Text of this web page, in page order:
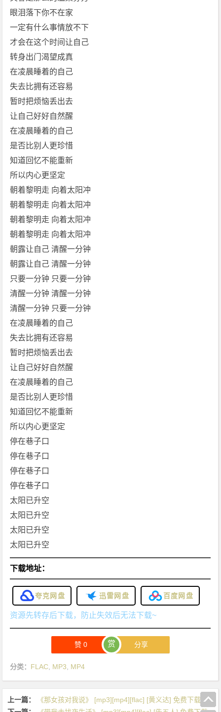
眼泪落下你不在家
一定有什么事情放不下
才会在这个时间让自己
转身出门渴望成真
在凌晨睡着的自己
失去比拥有还容易
暂时把烦恼丢出去
让自己好好自然醒
在凌晨睡着的自己
是否比别人更珍惜
知道回忆不能重新
所以内心更坚定
朝着黎明走 向着太阳冲
朝着黎明走 向着太阳冲
朝着黎明走 向着太阳冲
朝着黎明走 向着太阳冲
朝露让自己 清醒一分钟
朝露让自己 清醒一分钟
只要一分钟 只要一分钟
清醒一分钟 清醒一分钟
清醒一分钟 只要一分钟
在凌晨睡着的自己
失去比拥有还容易
暂时把烦恼丢出去
让自己好好自然醒
在凌晨睡着的自己
是否比别人更珍惜
知道回忆不能重新
所以内心更坚定
停在巷子口
停在巷子口
停在巷子口
停在巷子口
太阳已升空
太阳已升空
太阳已升空
太阳已升空
下载地址：
夸克网盘 迅雷网盘 百度网盘
资源先转存后下载，防止失效后无法下载~
赞0 赏 分享
分类： FLAC MP3 MP4
上一篇：
《那女孩对我说》 [mp3][mp4][flac] [黄义达] 免费下载